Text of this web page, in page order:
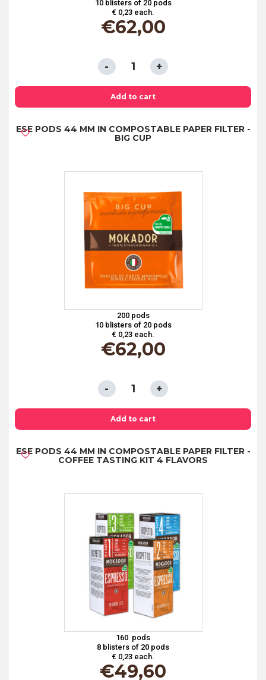
10 blisters of 20 pods
€ 0,23 each.
€62,00
Add to cart
ESE
IN
-
AROMA
TOP
quantity
ESE PODS 44 MM IN COMPOSTABLE PAPER FILTER -
BIG CUP
200 pods
10 blisters of 20 pods
€ 0,23 each.
€62,00
Add to cart
ESE
IN
-
BIG
CUP
quantity
ESE PODS 44 MM IN COMPOSTABLE PAPER FILTER -
COFFEE TASTING KIT 4 FLAVORS
160 pods
8 blisters of 20 pods
€ 0,23 each.
€49,60